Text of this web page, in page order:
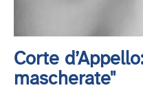
Corte
mascherate"